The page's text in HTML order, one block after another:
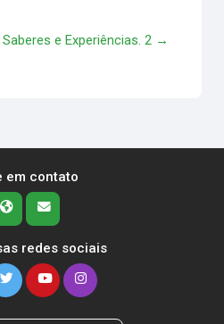
e Experiências. 2 →
em contato
redes sociais